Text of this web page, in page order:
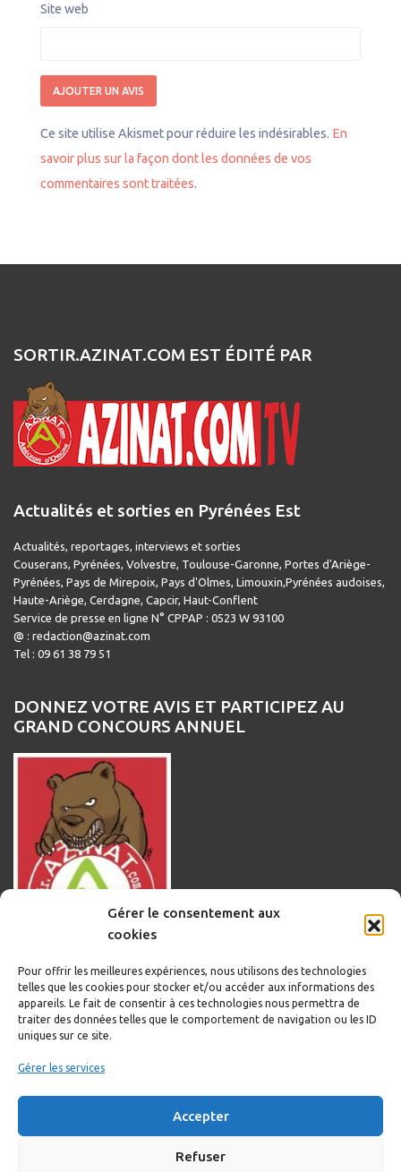
Gérer le consentement aux
cookies
Pour offrir les meilleures expériences, nous utilisons des technologies
telles que les cookies pour stocker et/ou accéder aux informations des
appareils. Le fait de consentir à ces technologies nous permettra de
traiter des données telles que le comportement de navigation ou les ID
uniques sur ce site.
Gérer les services
Accepter
Refuser
Site web
Ce site utilise Akismet pour réduire les indésirables. En
savoir plus sur la façon dont les données de vos
commentaires sont traitées.
SORTIR.AZINAT.COM EST ÉDITÉ PAR
Actualités et sorties en Pyrénées Est
Actualités, reportages, interviews et sorties
Couserans, Pyrénées, Volvestre, Toulouse-Garonne, Portes d'Ariège-
Pyrénées, Pays de Mirepoix, Pays d'Olmes, Limouxin,Pyrénées audoises,
Haute-Ariège, Cerdagne, Capcir, Haut-Conflent
Service de presse en ligne N° CPPAP : 0523 W 93100
@ : redaction@azinat.com
Tel : 09 61 38 79 51
DONNEZ VOTRE AVIS ET PARTICIPEZ AU
GRAND CONCOURS ANNUEL
Informations légales
Politique de cookies